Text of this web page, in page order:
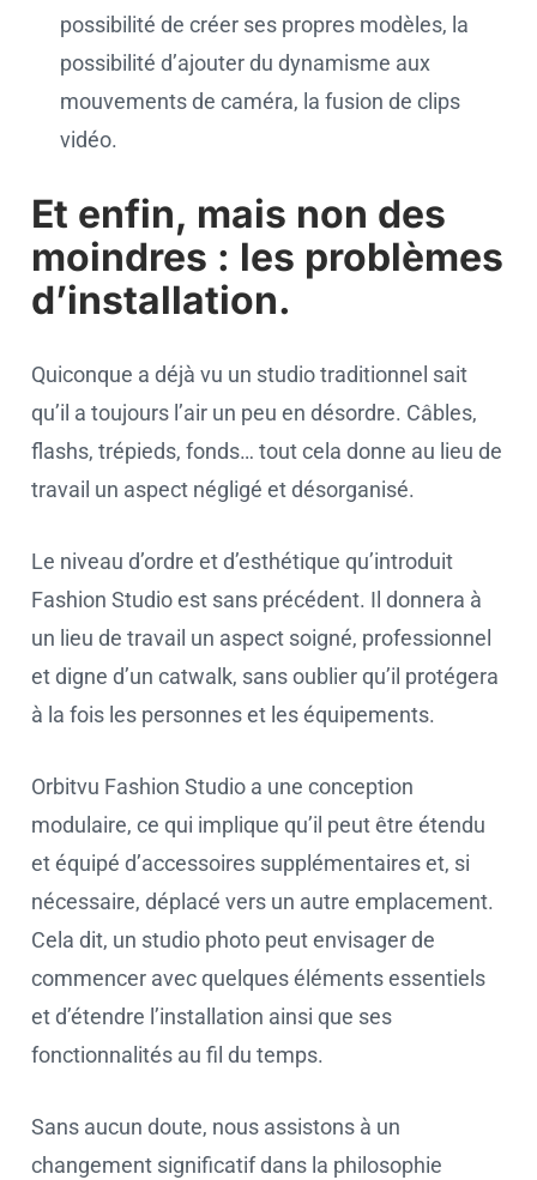
possibilité de créer ses propres modèles, la
possibilité d’ajouter du dynamisme aux
mouvements de caméra, la fusion de clips
vidéo.
Et enfin, mais non des
moindres : les problèmes
d’installation.
Quiconque a déjà vu un studio traditionnel sait
qu’il a toujours l’air un peu en désordre. Câbles,
flashs, trépieds, fonds… tout cela donne au lieu de
travail un aspect négligé et désorganisé.
Le niveau d’ordre et d’esthétique qu’introduit
Fashion Studio est sans précédent. Il donnera à
un lieu de travail un aspect soigné, professionnel
et digne d’un catwalk, sans oublier qu’il protégera
à la fois les personnes et les équipements.
Orbitvu Fashion Studio a une conception
modulaire, ce qui implique qu’il peut être étendu
et équipé d’accessoires supplémentaires et, si
nécessaire, déplacé vers un autre emplacement.
Cela dit, un studio photo peut envisager de
commencer avec quelques éléments essentiels
et d’étendre l’installation ainsi que ses
fonctionnalités au fil du temps.
Sans aucun doute, nous assistons à un
changement significatif dans la philosophie